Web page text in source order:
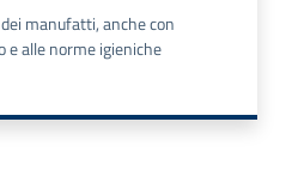
manufatti, anche con
e alle norme igieniche